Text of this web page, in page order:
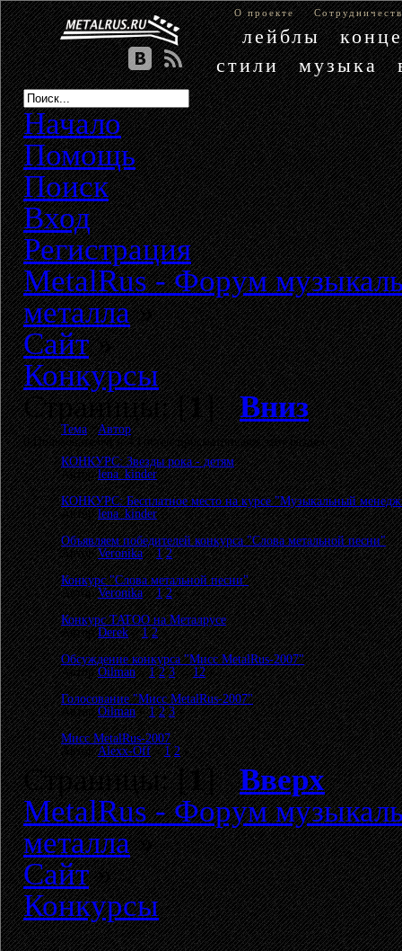
О проекте
лейблы
стили
музыка
Начало
Помощь
Поиск
Вход
Регистрация
MetalRus - Форум
металла»
Сайт»
Конкурсы
Страницы: [1]Вниз
Тема/Автор
0 Пользователей и 4 Гостей просматривают этот раздел.
КОНКУРС: Звезды рока - детям
Авторlena_kinder
КОНКУРС: Бесплатное место на курсе "Музыкальный
Авторlena_kinder
Объявляем победителей конкурса "Слова метальной песни"
АвторVeronika «1 2»
Конкурс "Слова метальной песни"
АвторVeronika «1 2»
Конкурс TATOO на Металрусе
АвторDerek «1 2»
Обсуждение конкурса "Мисс MetalRus-2007"
АвторOilman «1 2 3 ...12»
Голосование "Мисс MetalRus-2007"
АвторOilman «1 2 3»
Мисс MetalRus-2007
АвторAlexx-Off «1 2»
Страницы: [1]Вверх
MetalRus - Форум
металла»
Сайт»
Конкурсы